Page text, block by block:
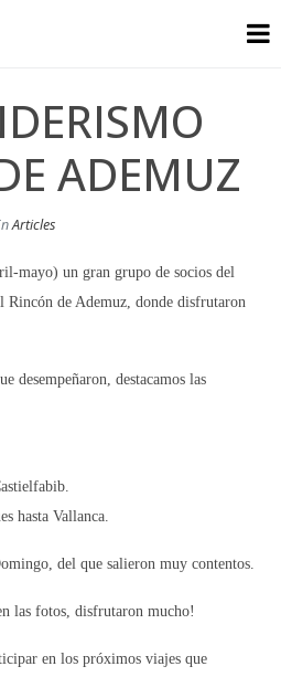
ADEMUZ
Articles
mayo) un gran grupo de socios del
de Ademuz, donde disfrutaron
desempeñaron, destacamos las
hasta Vallanca.
del que salieron muy contentos.
las fotos, disfrutaron mucho!
en los próximos viajes que